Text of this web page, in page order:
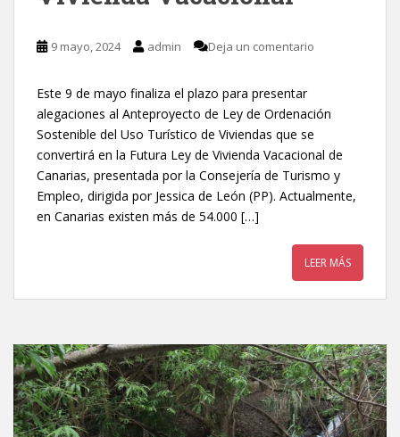
9 mayo, 2024 admin Deja un comentario
Este 9 de mayo finaliza el plazo para presentar
alegaciones al Anteproyecto de Ley de Ordenación
Sostenible del Uso Turístico de Viviendas que se
convertirá en la Futura Ley de Vivienda Vacacional de
Canarias, presentada por la Consejería de Turismo y
Empleo, dirigida por Jessica de León (PP). Actualmente,
en Canarias existen más de 54.000 […]
LEER MÁS